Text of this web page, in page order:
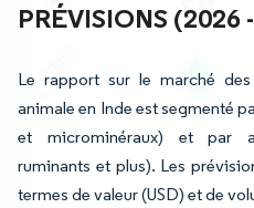
PRÉVISIONS (2026
Le rapport sur le marché
animale en Inde est segmenté
et microminéraux) et par
ruminants et plus). Les
termes de valeur (USD) et de